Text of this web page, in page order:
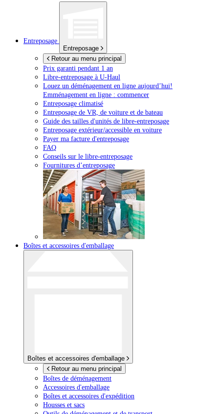
Entreposage
Entreposage
Retour au menu principal
Prix garanti pendant 1 an
Libre-entreposage à U-Haul
Louez un déménagement en ligne aujourd’hui!
Emménagement en ligne : commencer
Entreposage climatisé
Entreposage de VR, de voiture et de bateau
Guide des tailles d'unités de libre-entreposage
Entreposage extérieur/accessible en voiture
Payer ma facture d'entreposage
FAQ
Conseils sur le libre-entreposage
Fournitures d’entreposage
Boîtes et accessoires d'emballage
Boîtes et accessoires d'emballage
Retour au menu principal
Boîtes de déménagement
Accessoires d'emballage
Boîtes et accessoires d'expédition
Housses et sacs